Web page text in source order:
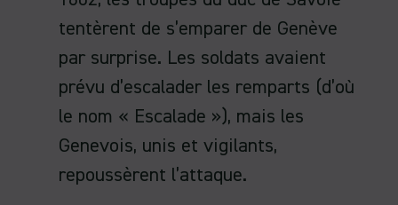
tentèrent de s’emparer de Genève
par surprise. Les soldats avaient
prévu d’escalader les remparts (d’où
le nom « Escalade »), mais les
Genevois, unis et vigilants,
repoussèrent l’attaque.